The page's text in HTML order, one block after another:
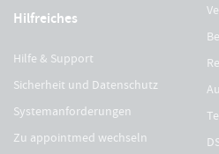
Hilfreiches
Hilfe & Support
Sicherheit und Datenschutz
Systemanforderungen
Zu appointmed wechseln